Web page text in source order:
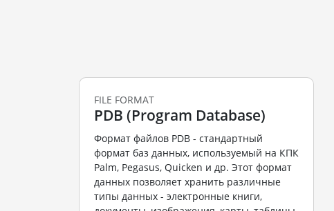
FILE FORMAT
PDB (Program Database)
Формат файлов PDB - стандартный
формат баз данных, используемый на КПК
Palm, Pegasus, Quicken и др. Этот формат
данных позволяет хранить различные
типы данных - электронные книги,